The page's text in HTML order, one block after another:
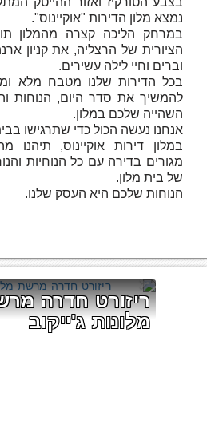
נמצא מלון הדירות "אוקיינוס".
במרחק הליכה קצרה מהמלון
הציורית של הרצליה, את קניון
וברים וחיי לילה עשירים.
בכל הדירות שלנו מטבח מלא
להמשיך את סדר היום, הנוחות
השהייה שלכם במלון.
אנחנו נעשה הכול כדי שתרגישו
במלון דירות אוקיינוס,
מגורים בדירה עם כל הנוחיות
של בית מלון.
הנוחות שלכם היא העסק שלנו.
מלונות ג'ייקוב